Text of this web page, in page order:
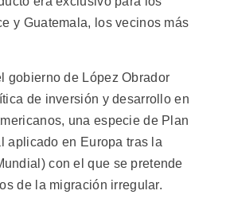
y Guatemala, los vecinos más
gobierno de López Obrador
de inversión y desarrollo en
una especie de Plan
aplicado en Europa tras la
con el que se pretende
de la migración irregular.